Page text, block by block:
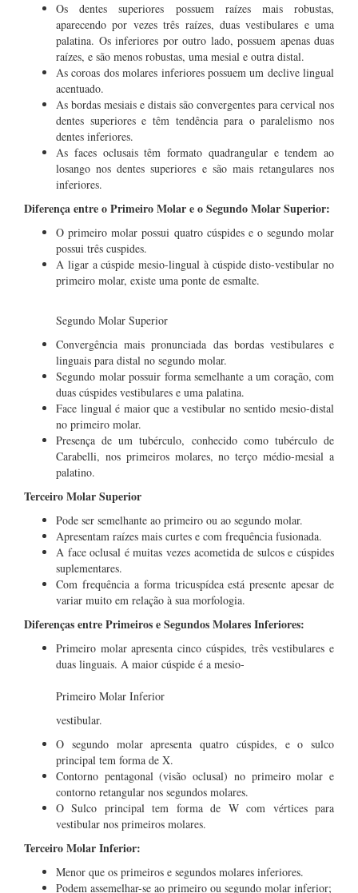
Os dentes superiores possuem raízes mais robustas,
aparecendo por vezes três raízes, duas vestibulares e uma
palatina. Os inferiores por outro lado, possuem apenas duas
raízes, e são menos robustas, uma mesial e outra distal.
As coroas dos molares inferiores possuem um declive lingual
acentuado.
As bordas mesiais e distais são convergentes para cervical nos
dentes superiores e têm tendência para o paralelismo nos
dentes inferiores.
As faces oclusais têm formato quadrangular e tendem ao
losango nos dentes superiores e são mais retangulares nos
inferiores.
Diferença entre o Primeiro Molar e o Segundo Molar Superior:
O primeiro molar possui quatro cúspides e o segundo molar
possui três cuspides.
A ligar a cúspide mesio-lingual à cúspide disto-vestibular no
primeiro molar, existe uma ponte de esmalte.
Segundo Molar Superior
Convergência mais pronunciada das bordas vestibulares e
linguais para distal no segundo molar.
Segundo molar possuir forma semelhante a um coração, com
duas cúspides vestibulares e uma palatina.
Face lingual é maior que a vestibular no sentido mesio-distal
no primeiro molar.
Presença de um tubérculo, conhecido como tubérculo de
Carabelli, nos primeiros molares, no terço médio-mesial a
palatino.
Terceiro Molar Superior
Pode ser semelhante ao primeiro ou ao segundo molar.
Apresentam raízes mais curtes e com frequência fusionada.
A face oclusal é muitas vezes acometida de sulcos e cúspides
suplementares.
Com frequência a forma tricuspídea está presente apesar de
variar muito em relação à sua morfologia.
Diferenças entre Primeiros e Segundos Molares Inferiores:
Primeiro molar apresenta cinco cúspides, três vestibulares e
duas linguais. A maior cúspide é a mesio-
Primeiro Molar Inferior
vestibular.
O segundo molar apresenta quatro cúspides, e o sulco
principal tem forma de X.
Contorno pentagonal (visão oclusal) no primeiro molar e
contorno retangular nos segundos molares.
O Sulco principal tem forma de W com vértices para
vestibular nos primeiros molares.
Terceiro Molar Inferior:
Menor que os primeiros e segundos molares inferiores.
Podem assemelhar-se ao primeiro ou segundo molar inferior;